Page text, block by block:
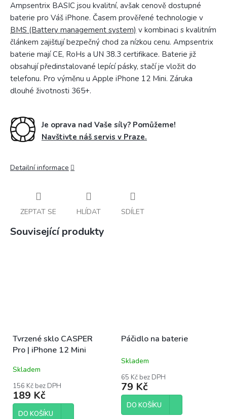
Ampsentrix BASIC jsou kvalitní, avšak cenově dostupné
baterie pro Váš iPhone. Časem prověřené technologie v
BMS (Battery management system) v kombinaci s kvalitním
článkem zajišťují bezpečný chod za nízkou cenu. Ampsentrix
baterie mají CE, RoHs a UN 38.3 certifikace. Baterie již
obsahují předinstalované lepící pásky, stačí je vložit do
telefonu. Pro výměnu u Apple iPhone 12 Mini. Záruka
dlouhé životnosti 365+.
Je oprava nad Vaše síly? Pomůžeme!
Navštivte náš servis v Praze.
Detailní informace
ZEPTAT SE HLÍDAT SDÍLET
Související produkty
Tvrzené sklo CASPER
Pro | iPhone 12 Mini
Skladem
156 Kč bez DPH
189 Kč
DO KOŠÍKU
Páčidlo na baterie
Průměrné
produktu
je
4,4
Skladem
65 Kč bez DPH
79 Kč
DO KOŠÍKU